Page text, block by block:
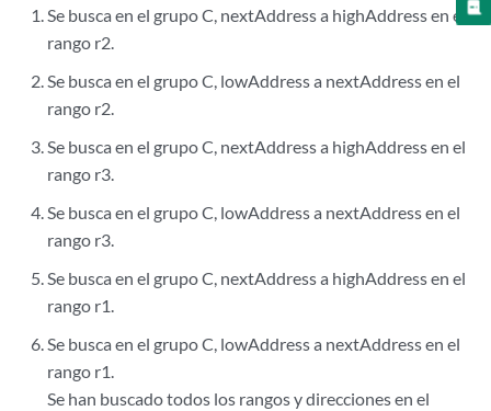
Se busca en el grupo C, nextAddress a highAddress en el
rango r2.
Se busca en el grupo C, lowAddress a nextAddress en el
rango r2.
Se busca en el grupo C, nextAddress a highAddress en el
rango r3.
Se busca en el grupo C, lowAddress a nextAddress en el
rango r3.
Se busca en el grupo C, nextAddress a highAddress en el
rango r1.
Se busca en el grupo C, lowAddress a nextAddress en el
rango r1.
Se han buscado todos los rangos y direcciones en el